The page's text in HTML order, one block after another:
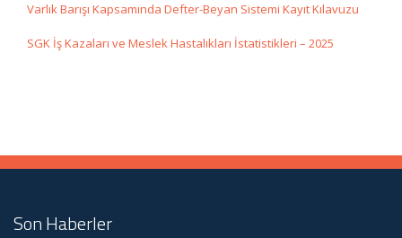
Varlık Barışı Kapsamında Defter-Beyan Sistemi Kayıt Kılavuzu
SGK İş Kazaları ve Meslek Hastalıkları İstatistikleri – 2025
Son Haberler